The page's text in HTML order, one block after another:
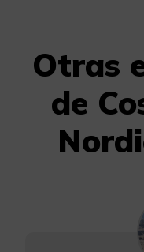
Otras
de